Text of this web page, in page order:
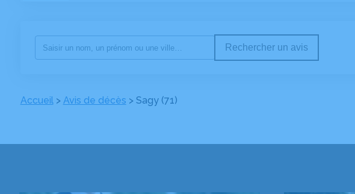
Rechercher un avis
Accueil> Avis de décès > Sagy (71)